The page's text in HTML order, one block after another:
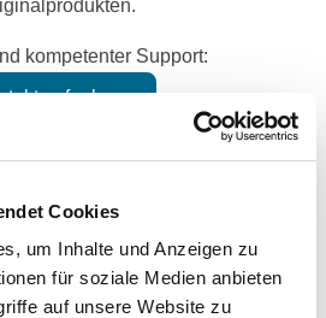
Cookies
um Inhalte und Anzeigen zu
für soziale Medien anbieten
auf unsere Website zu
kompetenter Support:
aufnehmen
mit SSL-
Daten.